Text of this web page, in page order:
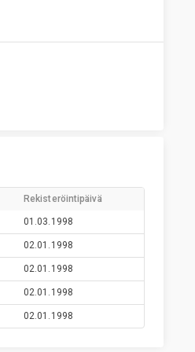
Rekisteröintipäivä
01.03.1998
02.01.1998
02.01.1998
02.01.1998
02.01.1998